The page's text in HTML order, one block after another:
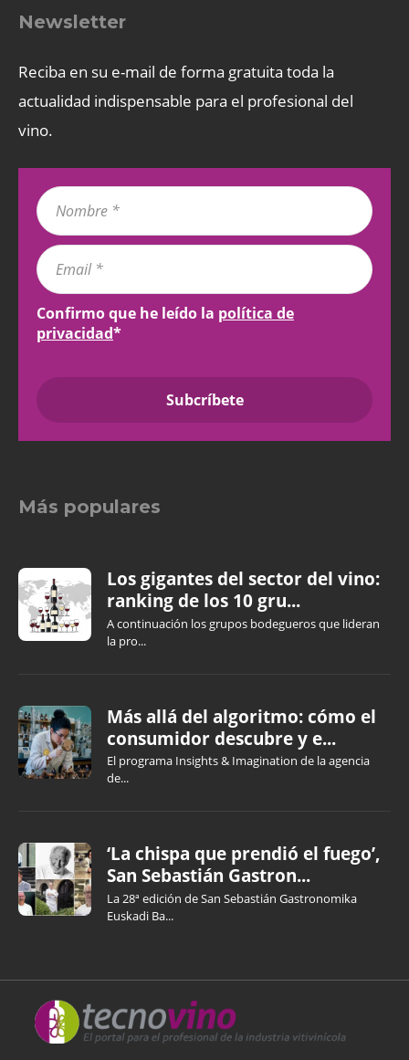
Newsletter
Reciba en su e-mail de forma gratuita toda la
actualidad indispensable para el profesional del
vino.
Confirmo que he leído la política de
privacidad*
Más populares
Los gigantes del sector del vino:
ranking de los 10 gru...
A continuación los grupos bodegueros que lideran
la pro...
Más allá del algoritmo: cómo el
consumidor descubre y e...
El programa Insights & Imagination de la agencia
de...
‘La chispa que prendió el fuego’,
San Sebastián Gastron...
La 28ª edición de San Sebastián Gastronomika
Euskadi Ba...